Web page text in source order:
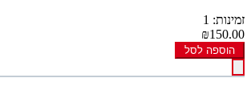
זמינות: 1
₪150.00
הוספה לסל